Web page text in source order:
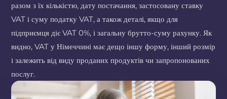
разом з їх кількістю, дату постачання, застосовану ставку
VAT і суму податку VAT, а також деталі, якщо для
підприємця діє VAT 0%, і загальну брутто-суму рахунку. Як
видно, VAT у Німеччині має дещо іншу форму, інший розмір
і залежить від виду проданих продуктів чи запропонованих
послуг.